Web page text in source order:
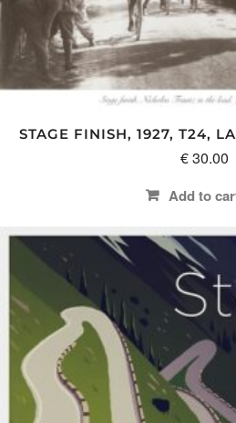
STAGE FINISH, 1927, T24,
€30.00
Add to